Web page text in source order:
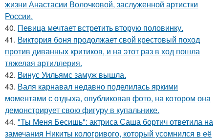
жизни Анастасии Волочковой, заслуженной артистки
России.
40. Певица мечтает встретить вторую половинку.
41. Виктория боня продолжает свой крестовый поход
против диванных критиков, и на этот раз в ход пошла
тяжелая артиллерия.
42. Винус Уильямс замуж вышла.
43. Валя карнавал недавно поделилась яркими
моментами с отдыха, опубликовав фото, на котором она
демонстрирует свою фигуру в купальнике.
44. "Ты Меня Бесишь": актриса Саша бортич ответила на
замечания Никиты кологривого, который усомнился в её